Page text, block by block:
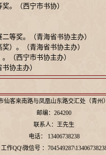
。（西宁市书协）
等奖。（青海省书协主办）
）。（青海省书协主办）
（西宁市书协主办）
协主办）
客来南路与凤凰山东路交汇处（青州
邮编：264200
联系人：王先生
电话： 13406738238
工作QQ\微信号 ：